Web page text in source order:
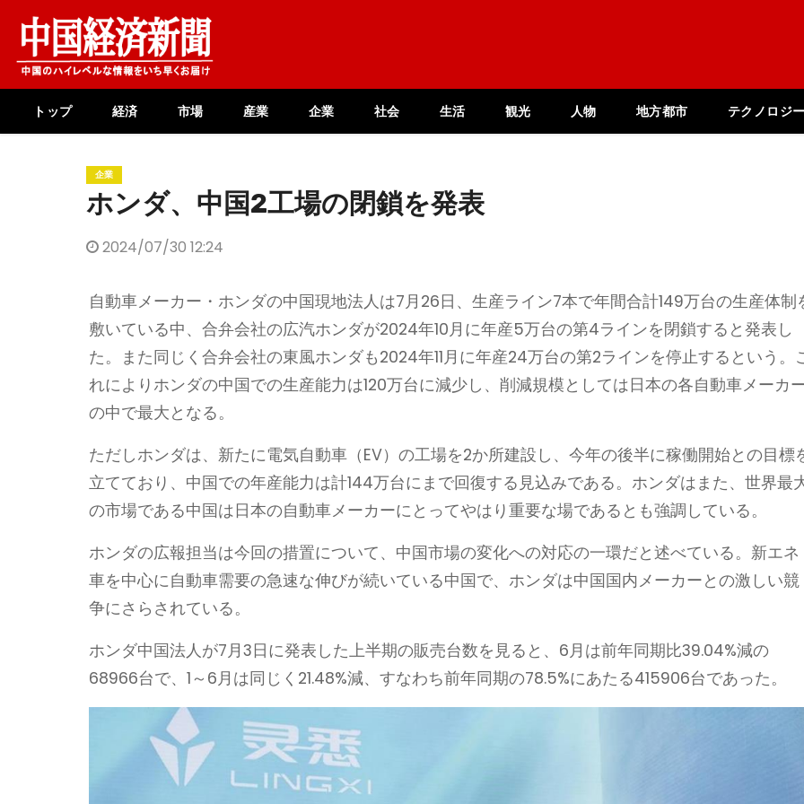
content
トップ 経済 市場 産業 企業 社会 生活 観光 人物 地方都市 テクノロジ
企業
ホンダ、中国2工場の閉鎖を発表
2024/07/30 12:24
自動車メーカー・ホンダの中国現地法人は7月26日、生産ライン7本で年間合計149万台の生産体制
敷いている中、合弁会社の広汽ホンダが2024年10月に年産5万台の第4ラインを閉鎖すると発表し
た。また同じく合弁会社の東風ホンダも2024年11月に年産24万台の第2ラインを停止するという。
れによりホンダの中国での生産能力は120万台に減少し、削減規模としては日本の各自動車メーカ
の中で最大となる。
ただしホンダは、新たに電気自動車（EV）の工場を2か所建設し、今年の後半に稼働開始との目標
立てており、中国での年産能力は計144万台にまで回復する見込みである。ホンダはまた、世界最
の市場である中国は日本の自動車メーカーにとってやはり重要な場であるとも強調している。
ホンダの広報担当は今回の措置について、中国市場の変化への対応の一環だと述べている。新エネ
車を中心に自動車需要の急速な伸びが続いている中国で、ホンダは中国国内メーカーとの激しい競
争にさらされている。
ホンダ中国法人が7月3日に発表した上半期の販売台数を見ると、6月は前年同期比39.04%減の
68966台で、1～6月は同じく21.48%減、すなわち前年同期の78.5%にあたる415906台であった。